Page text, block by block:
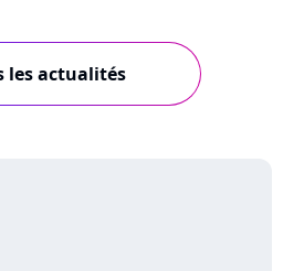
les actualités